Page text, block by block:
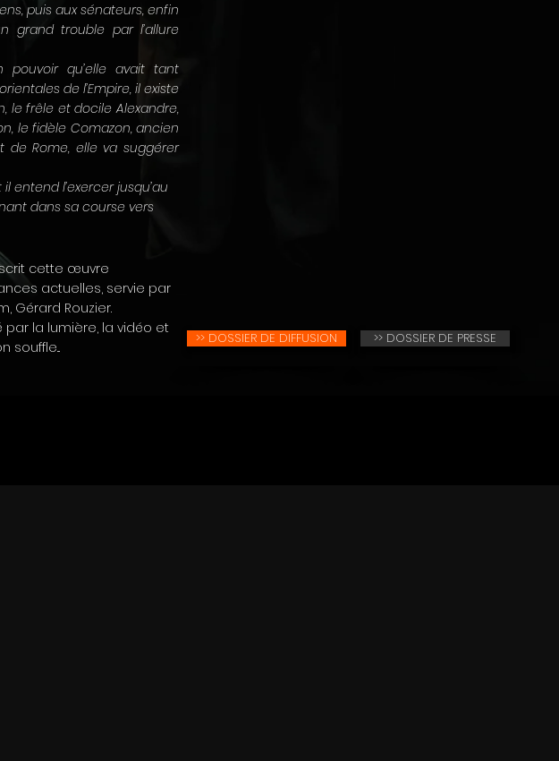
puis aux sénateurs, enfin
grand trouble par l’allure
pouvoir qu’elle avait tant
de l’Empire, il existe
le frêle et docile Alexandre,
le fidèle Comazon, ancien
Rome, elle va suggérer
entend l’exercer jusqu’au
dans sa course vers
cette œuvre
actuelles, servie par
Gérard Rouzier.
la lumière, la vidéo et
souffle...
>> DOSSIER DE DIFFUSION >> DOSSIER DE PRESSE